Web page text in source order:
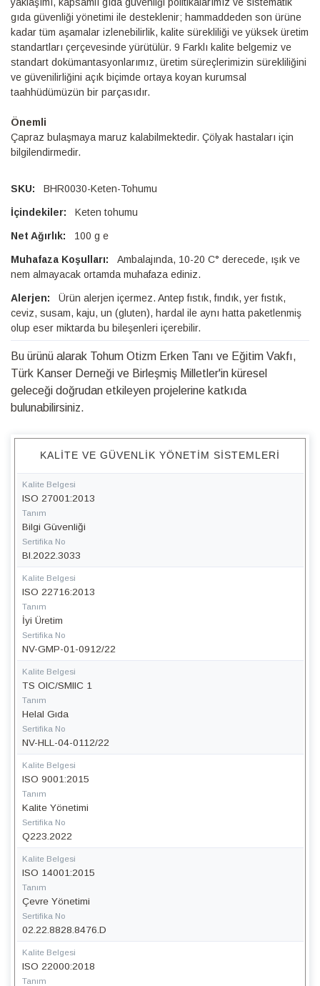
gıda güvenliği yönetimi ile desteklenir; hammaddeden son ürüne
kadar tüm aşamalar izlenebilirlik, kalite sürekliliği ve yüksek üretim
standartları çerçevesinde yürütülür. 9 Farklı kalite belgemiz ve
standart dokümantasyonlarımız, üretim süreçlerimizin sürekliliğini
ve güvenilirliğini açık biçimde ortaya koyan kurumsal
taahhüdümüzün bir parçasıdır.
Önemli
Çapraz bulaşmaya maruz kalabilmektedir. Çölyak hastaları için
bilgilendirmedir.
BHR0030-Keten-Tohumu
Keten tohumu
100 g e
Ambalajında, 10-20 C° derecede, ışık ve
nem almayacak ortamda muhafaza ediniz.
Ürün alerjen içermez. Antep fıstık, fındık, yer fıstık,
ceviz, susam, kaju, un (gluten), hardal ile aynı hatta paketlenmiş
olup eser miktarda bu bileşenleri içerebilir.
Bu ürünü alarak Tohum Otizm Erken Tanı ve Eğitim Vakfı,
Türk Kanser Derneği ve Birleşmiş Milletler'in küresel
geleceği doğrudan etkileyen projelerine katkıda
bulunabilirsiniz.
KALITE VE GÜVENLIK YÖNETIM SISTEMLERI
Kalite Belgesi
ISO 27001:2013
Tanım
Bilgi Güvenliği
Sertifika No
BI.2022.3033
Kalite Belgesi
ISO 22716:2013
Tanım
İyi Üretim
Sertifika No
NV-GMP-01-0912/22
Kalite Belgesi
TS OIC/SMIIC 1
Tanım
Helal Gıda
Sertifika No
NV-HLL-04-0112/22
Kalite Belgesi
ISO 9001:2015
Tanım
Kalite Yönetimi
Sertifika No
Q223.2022
Kalite Belgesi
ISO 14001:2015
Tanım
Çevre Yönetimi
Sertifika No
02.22.8828.8476.D
Kalite Belgesi
ISO 22000:2018
Tanım